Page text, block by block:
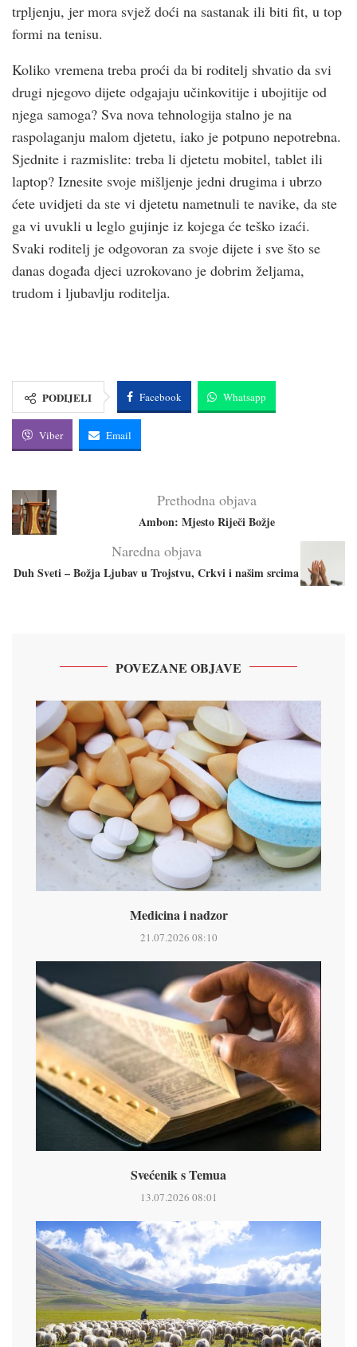
trpljenju, jer mora svjež doći na sastanak ili biti fit, u top
formi na tenisu.
Koliko vremena treba proći da bi roditelj shvatio da svi
drugi njegovo dijete odgajaju učinkovitije i ubojitije od
njega samoga? Sva nova tehnologija stalno je na
raspolaganju malom djetetu, iako je potpuno nepotrebna.
Sjednite i razmislite: treba li djetetu mobitel, tablet ili
laptop? Iznesite svoje mišljenje jedni drugima i ubrzo
ćete uvidjeti da ste vi djetetu nametnuli te navike, da ste
ga vi uvukli u leglo gujinje iz kojega će teško izaći.
Svaki roditelj je odgovoran za svoje dijete i sve što se
danas događa djeci uzrokovano je dobrim željama,
trudom i ljubavlju roditelja.
PODIJELI Facebook Whatsapp
Viber Email
Prethodna objava
Ambon: Mjesto Riječi Božje
Naredna objava
Duh Sveti – Božja Ljubav u Trojstvu, Crkvi i našim srcima
POVEZANE OBJAVE
Medicina i nadzor
21.07.2026 08:10
Svećenik s Temua
13.07.2026 08:01